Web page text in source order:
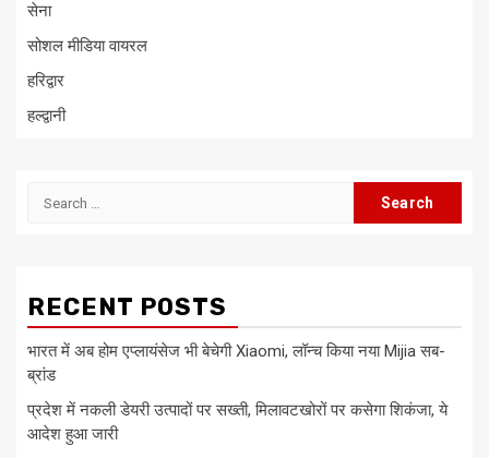
सेना
सोशल मीडिया वायरल
हरिद्वार
हल्द्वानी
Search
RECENT POSTS
भारत में अब होम एप्लायंसेज भी बेचेगी Xiaomi, लॉन्च किया नया Mijia सब-
ब्रांड
प्रदेश में नकली डेयरी उत्पादों पर सख्ती, मिलावटखोरों पर कसेगा शिकंजा, ये
आदेश हुआ जारी